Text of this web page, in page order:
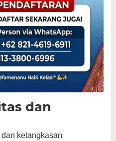
dan
ketangkasan